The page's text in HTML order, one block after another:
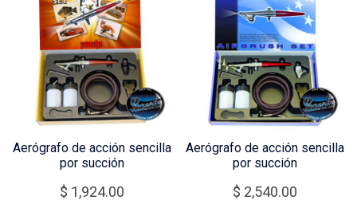
Aerógrafo de acción sencilla
por succión
$ 1,924.00
Aerógrafo de acción sencilla
por succión
$ 2,540.00